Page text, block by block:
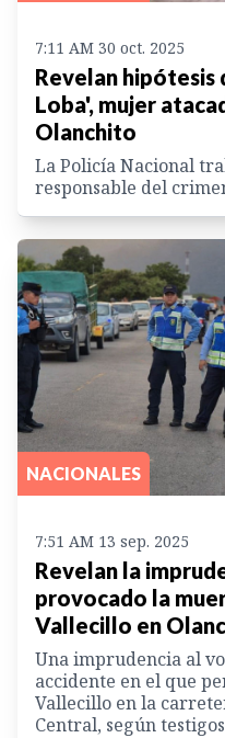
7:11 AM 30 oct. 2025
Revelan hipótesis
Loba', mujer
Olanchito
La Policía Nacional
responsable del
NACIONALES
7:51 AM 13 sep. 2025
Revelan la
provocado la
Vallecillo en
Una imprudencia al
accidente en el que
Vallecillo en la
Central, según